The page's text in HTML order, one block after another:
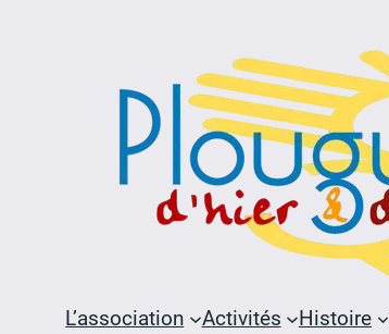
L’association Activités Histoire